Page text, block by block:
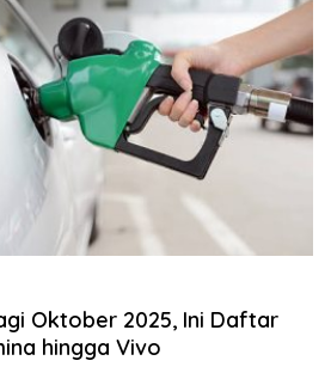
Oktober 2025, Ini Daftar
hingga Vivo